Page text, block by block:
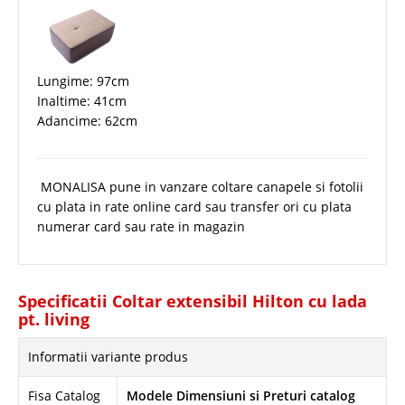
Lungime: 97cm
Inaltime: 41cm
Adancime: 62cm
MONALISA pune in vanzare coltare canapele si fotolii
cu plata in rate online card sau transfer ori cu plata
numerar card sau rate in magazin
Specificatii Coltar extensibil Hilton cu lada
pt. living
Informatii variante produs
Fisa Catalog Modele Dimensiuni si Preturi catalog